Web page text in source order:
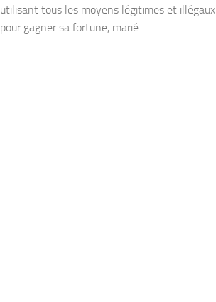
utilisant tous les moyens légitimes et illégaux
pour gagner sa fortune, marié...